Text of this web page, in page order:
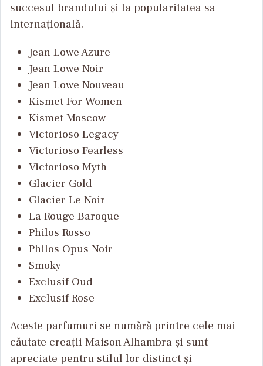
succesul brandului și la popularitatea sa
internațională.
Jean Lowe Azure
Jean Lowe Noir
Jean Lowe Nouveau
Kismet For Women
Kismet Moscow
Victorioso Legacy
Victorioso Fearless
Victorioso Myth
Glacier Gold
Glacier Le Noir
La Rouge Baroque
Philos Rosso
Philos Opus Noir
Smoky
Exclusif Oud
Exclusif Rose
Aceste parfumuri se numără printre cele mai
căutate creații Maison Alhambra și sunt
apreciate pentru stilul lor distinct și